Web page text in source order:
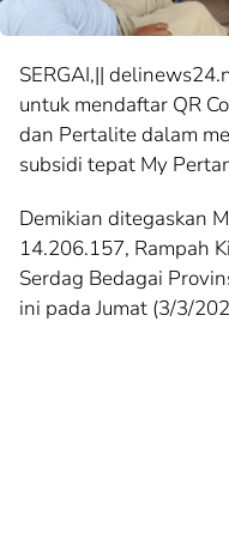
SERGAI,||
untuk mendaftar QR
dan Pertalite dalam
subsidi tepat My
Demikian ditegaskan
14.206.157, Rampah
Serdag Bedagai
ini pada Jumat (3/3/